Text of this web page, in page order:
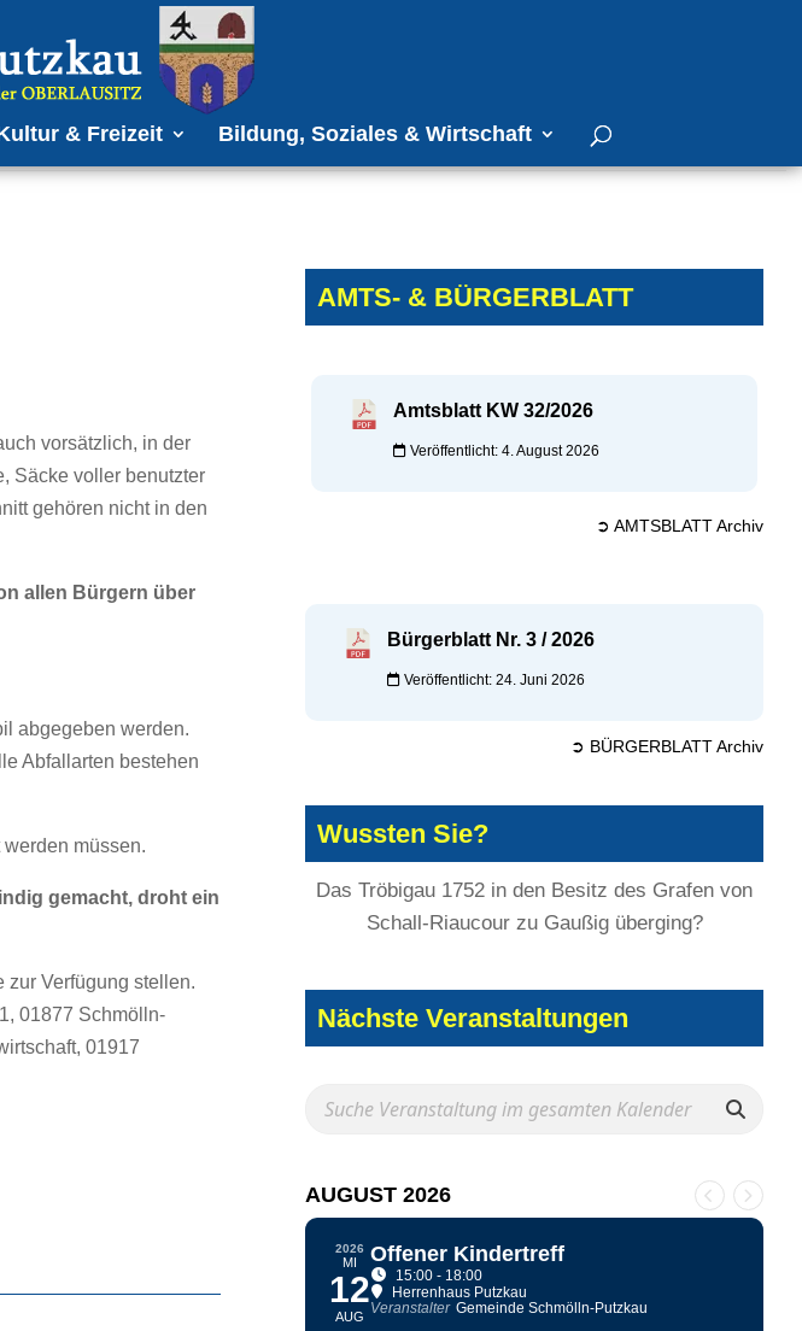
& Freizeit Bildung, Soziales & Wirtschaft
vorsätzlich, in der
Säcke voller benutzter
gehören nicht in den
allen Bürgern über
abgegeben werden.
Abfallarten bestehen
müssen.
gemacht, droht ein
Verfügung stellen.
01877 Schmölln-
01917
AMTS- & BÜRGERBLATT
Amtsblatt KW 32/2026
Veröffentlicht: 4. August 2026
➲ AMTSBLATT Archiv
Bürgerblatt Nr. 3 / 2026
Veröffentlicht: 24. Juni 2026
➲ BÜRGERBLATT Archiv
Wussten Sie?
Das Tröbigau 1752 in den Besitz des Grafen von
Schall-Riaucour zu Gaußig überging?
Nächste Veranstaltungen
AUGUST 2026
2026
MI
12
AUG
Offener Kindertreff
15:00 - 18:00
Herrenhaus Putzkau
Veranstalter Gemeinde Schmölln-Putzkau